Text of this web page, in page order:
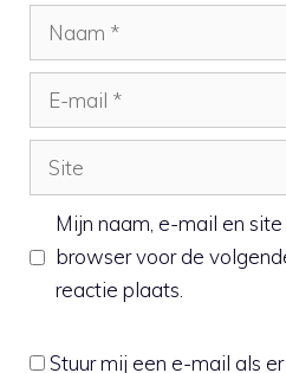
Naam
mail
Site
Mijn naam, e-mail en
browser voor de
reactie plaats.
Stuur mij een e-mail als